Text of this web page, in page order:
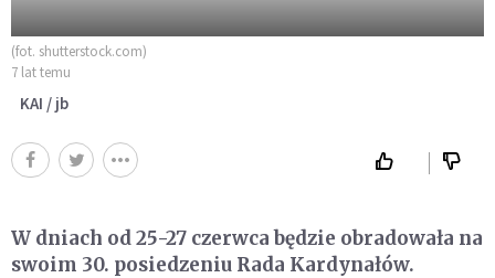
(fot. shutterstock.com)
7 lat temu
KAI / jb
W dniach od 25-27 czerwca będzie obradowała na
swoim 30. posiedzeniu Rada Kardynałów.